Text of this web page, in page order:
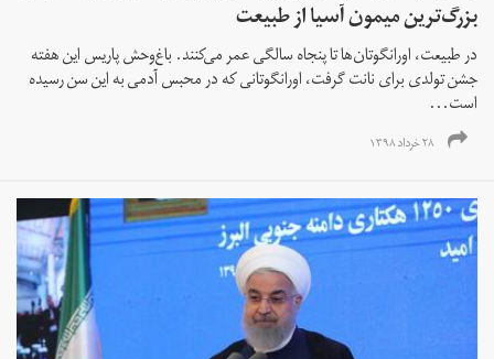
بزرگ‌ترین میمون آسیا از طبیعت
در طبیعت، اورانگوتان‌ها تا پنجاه سالگی عمر می‌کنند. باغ‌وحش پاریس این هفته
جشن‌ تولدی برای نانت گرفت، اورانگوتانی که در محبس آدمی به این سن رسیده
است...
۲۸ خرداد ۱۳۹۸